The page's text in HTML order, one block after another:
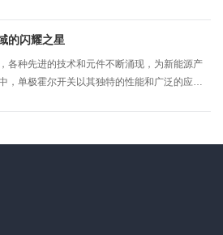
的闪耀之星
各种先进的技术和元件不断涌现，为新能源产
，单极霍尔开关以其独特的性能和广泛的应